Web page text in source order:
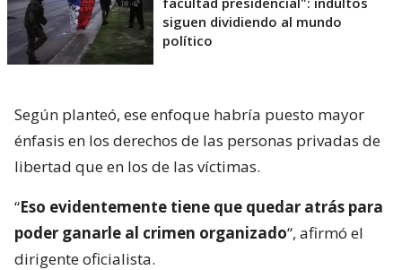
siguen dividiendo al mundo
político
Según planteó, ese enfoque habría puesto mayor
énfasis en los derechos de las personas privadas de
libertad que en los de las víctimas.
“Eso evidentemente tiene que quedar atrás para
poder ganarle al crimen organizado“, afirmó el
dirigente oficialista.